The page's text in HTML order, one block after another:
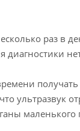
раз в
диагностики
ультразвук
маленького